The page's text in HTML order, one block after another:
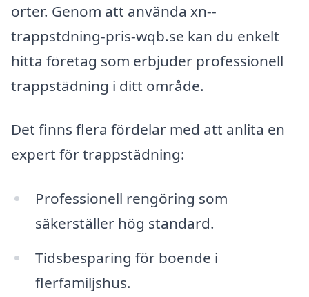
orter. Genom att använda xn--
trappstdning-pris-wqb.se kan du enkelt
hitta företag som erbjuder professionell
trappstädning i ditt område.
Det finns flera fördelar med att anlita en
expert för trappstädning:
Professionell rengöring som
säkerställer hög standard.
Tidsbesparing för boende i
flerfamiljshus.